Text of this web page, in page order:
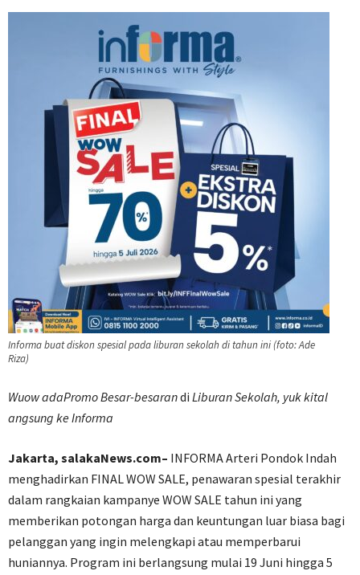
Informa buat diskon spesial pada liburan sekolah di tahun ini (foto: Ade
Riza)
Wuow adaPromo Besar-besarandi Liburan Sekolah, yuk kital
angsung ke Informa
Jakarta, salakaNews.com– INFORMA Arteri Pondok Indah
menghadirkan FINAL WOW SALE, penawaran spesial terakhir
dalam rangkaian kampanye WOW SALE tahun ini yang
memberikan potongan harga dan keuntungan luar biasa bagi
pelanggan yang ingin melengkapi atau memperbarui
huniannya. Program ini berlangsung mulai 19 Juni hingga 5